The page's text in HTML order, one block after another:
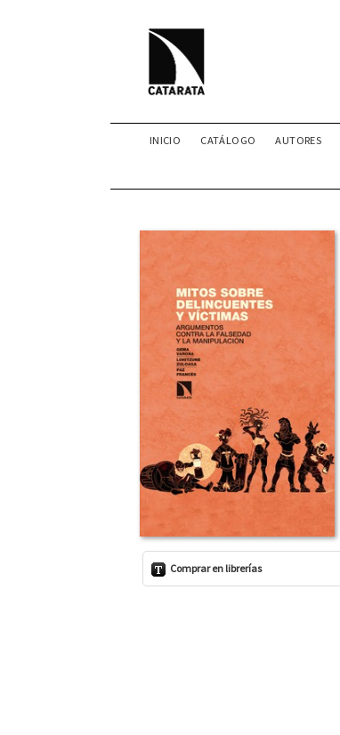
INICIO CATÁLOGO AUTORES
Comprar en librerías